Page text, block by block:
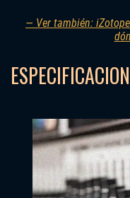
— Ver también: